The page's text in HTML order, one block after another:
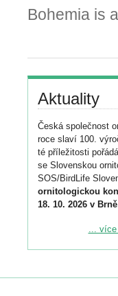
Bohemia is
Aktuality
Česká společnost
roce slaví 100.
té příležitosti
se Slovenskou
SOS/BirdLife
ornitologickou
18. 10. 2026 v Brně
Podrobnější
Registrovat se
...